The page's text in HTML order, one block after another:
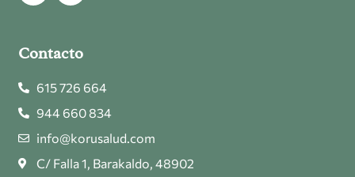
Contacto
615 726 664
944 660 834
info@korusalud.com
C/ Falla 1, Barakaldo, 48902